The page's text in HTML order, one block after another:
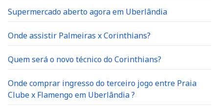
Supermercado aberto agora em Uberlândia
Onde assistir Palmeiras x Corinthians?
Quem será o novo técnico do Corinthians?
Onde comprar ingresso do terceiro jogo entre Praia
Clube x Flamengo em Uberlândia ?